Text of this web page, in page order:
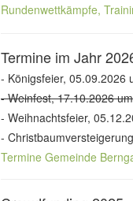
Rundenwettkämpfe,
Termine im Jahr
- Königsfeier, 05.09.2026
- Weinfest, 17.10.2026
- Weihnachtsfeier,
-
Termine Gemeinde